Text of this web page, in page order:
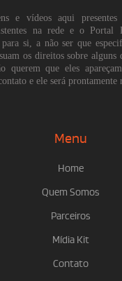
e vídeos aqui presentes
na rede e o Portal
si, a não ser que
os direitos sobre alguns
querem que eles
e ele será prontamente
Menu
Home
Quem Somos
Parceiros
Mídia Kit
Contato